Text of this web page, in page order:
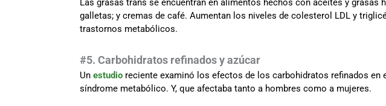
Las grasas trans se encuentran en alimentos hechos con aceites y
galletas; y cremas de café. Aumentan los niveles de colesterol LDL y
trastornos metabólicos.
#5. Carbohidratos refinados y azúcar
Un estudio reciente examinó los efectos de los carbohidratos refinados
síndrome metabólico. Y, que afectaba tanto a hombres como a mujeres.